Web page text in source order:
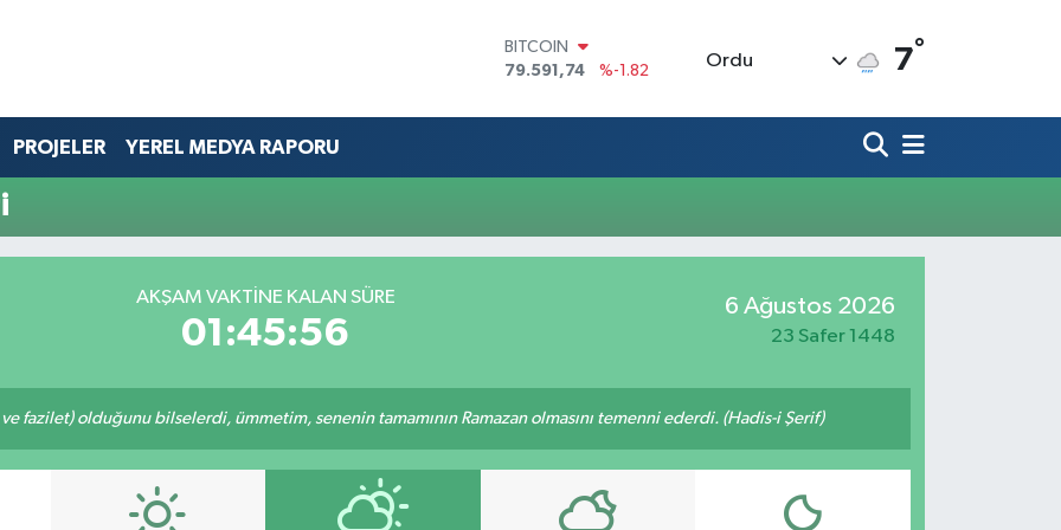
BITCOIN
79.591,74
%-1.82
45,43620
%0.02
G.ALTIN
6862,09000
%0.19
Ordu 7°
PROJELER YEREL MEDYA RAPORU
AKŞAM VAKTİNE KALAN SÜRE
01:45:56
6 Ağustos 2026
23 Safer 1448
ve fazilet) olduğunu bilselerdi, ümmetim, senenin tamamının Ramazan olmasını temenni ederdi. (Hadis-i Şerif)